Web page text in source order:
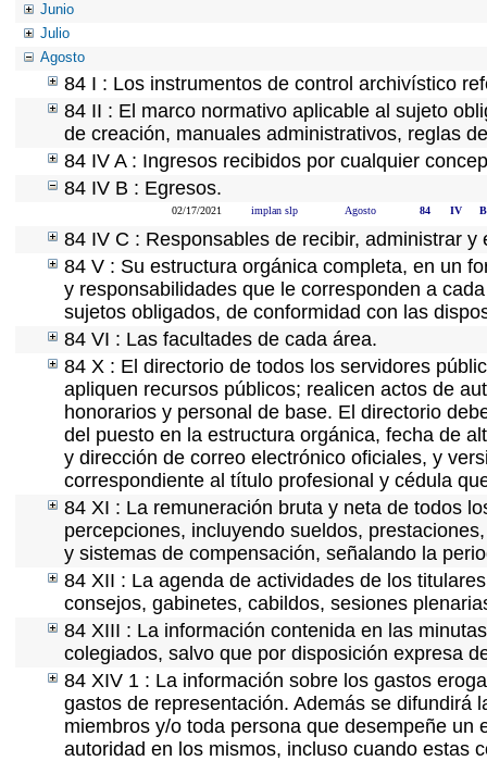
Junio
Julio
Agosto
84 I : Los instrumentos de control archivístico
84 II : El marco normativo aplicable al sujeto
de creación, manuales administrativos, reglas
84 IV A : Ingresos recibidos por cualquier
84 IV B : Egresos.
02/17/2021 implan slp Agosto 84 IV B
84 IV C : Responsables de recibir, administrar y
84 V : Su estructura orgánica completa, en un
y responsabilidades que le corresponden a
sujetos obligados, de conformidad con las
84 VI : Las facultades de cada área.
84 X : El directorio de todos los servidores
apliquen recursos públicos; realicen actos de
honorarios y personal de base. El directorio
del puesto en la estructura orgánica, fecha de
y dirección de correo electrónico oficiales, y
correspondiente al título profesional y cédula
84 XI : La remuneración bruta y neta de todos
percepciones, incluyendo sueldos,
y sistemas de compensación, señalando la
84 XII : La agenda de actividades de los
consejos, gabinetes, cabildos, sesiones
84 XIII : La información contenida en las
colegiados, salvo que por disposición expresa
84 XIV 1 : La información sobre los gastos
gastos de representación. Además se difundirá
miembros y/o toda persona que desempeñe
autoridad en los mismos, incluso cuando estas